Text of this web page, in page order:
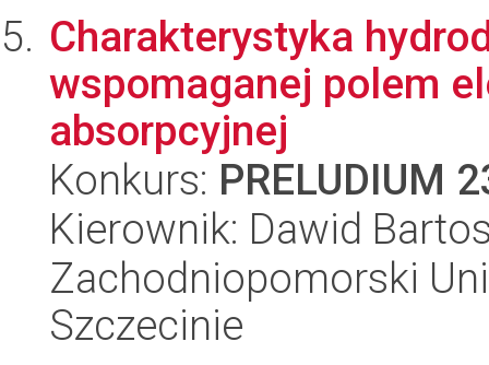
Charakterystyka
wspomaganej polem
absorpcyjnej
Konkurs: PRELUDIUM
Kierownik: Dawid
Zachodniopomorski
Szczecinie